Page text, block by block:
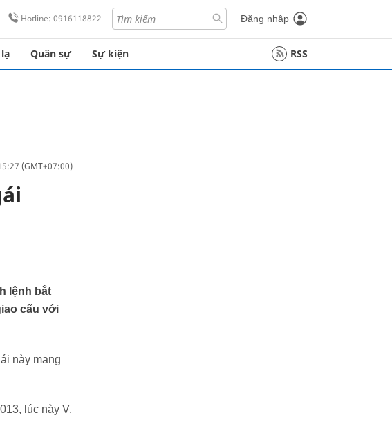
Hotline: 0916118822 Đăng nhập
Quân sự Sự kiện RSS
(GMT+07:00)
lệnh bắt
cấu với
này mang
lúc này V.